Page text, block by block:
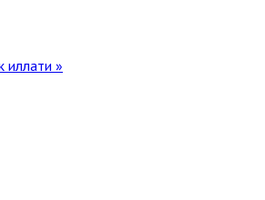
иллати »